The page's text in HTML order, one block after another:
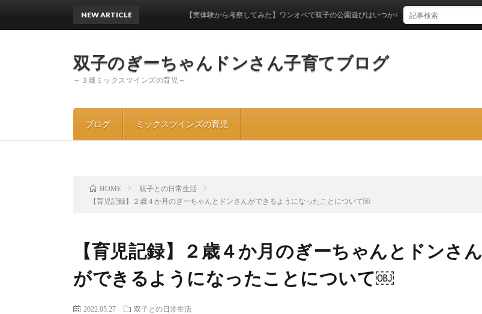
双子のぎーちゃんドンさん子育てブログ
～３歳ミックスツインズの育児～
ブログ ミックスツインズの育児
NEW ARTICLE 【実体験から考察してみた】ワンオペで双子の公園遊びはいつからできるのか？
HOME
双子との日常生活
【育児記録】２歳４か月のぎーちゃんとドンさんができるようになったことについて￼
【育児記録】２歳４か月のぎーちゃんとドンさん
ができるようになったことについて￼
2022.05.27 双子との日常生活